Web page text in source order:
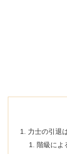
力士の引退
階級によ